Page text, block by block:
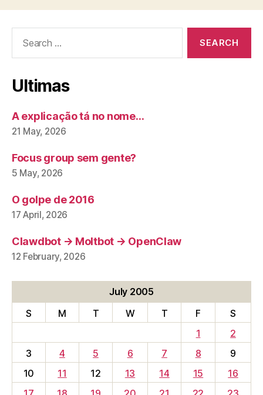
Ultimas
A explicação tá no nome…
21 May, 2026
Focus group sem gente?
5 May, 2026
O golpe de 2016
17 April, 2026
Clawdbot → Moltbot → OpenClaw
12 February, 2026
July 2005
S
M T W T F
S
1
2
3
4 5 6 7 8
9
10
11 12 13 14 15
16